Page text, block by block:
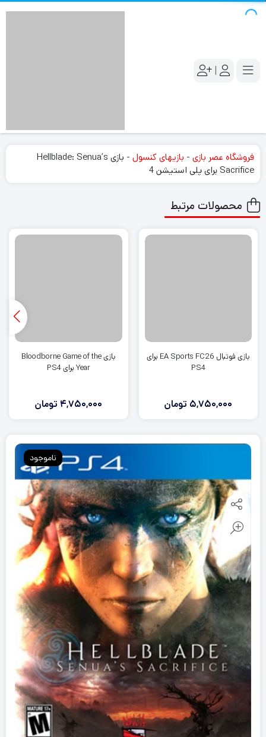
|
فروشگاه عصر بازی - بازیهای کنسول -
بازی Hellblade: Senua’s
Sacrifice برای پلی استیشن 4
محصولات مرتبط
بازی فوتبال EA Sports FC26 برای
PS4
5,750,000 تومان
بازی Bloodborne Game of the
Year برای PS4
4,750,000 تومان
ناموجود